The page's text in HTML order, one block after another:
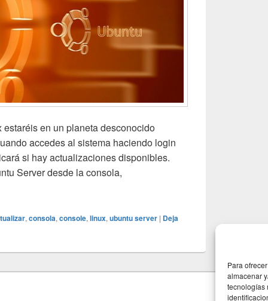
Para
almacenar
tecnologías
en un planeta desconocido
accedes al sistema haciendo login
si hay actualizaciones disponibles.
Server desde la consola,
, consola, console, linux, ubuntu server | Deja